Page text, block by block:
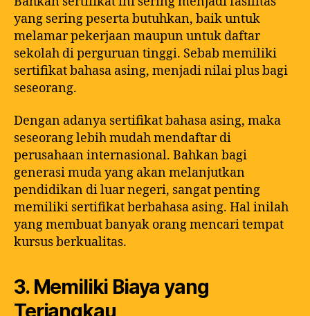
yang sering peserta butuhkan, baik untuk
melamar pekerjaan maupun untuk daftar
sekolah di perguruan tinggi. Sebab memiliki
sertifikat bahasa asing, menjadi nilai plus bagi
seseorang.
Dengan adanya sertifikat bahasa asing, maka
seseorang lebih mudah mendaftar di
perusahaan internasional. Bahkan bagi
generasi muda yang akan melanjutkan
pendidikan di luar negeri, sangat penting
memiliki sertifikat berbahasa asing. Hal inilah
yang membuat banyak orang mencari tempat
kursus berkualitas.
3. Memiliki Biaya yang